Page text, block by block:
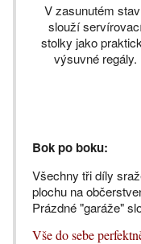
V zasunutém
slouží
stolky jako
výsuvné regály.
Bok po boku:
Všechny tři díly
plochu na
Prázdné "garáže"
Vše do sebe